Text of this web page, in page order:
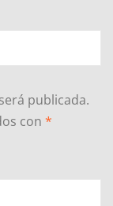
publicada.
con *